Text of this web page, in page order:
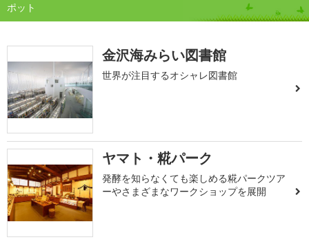
ポット
金沢海みらい図書館
世界が注目するオシャレ図書館
ヤマト・糀パーク
発酵を知らなくても楽しめる糀パークツア
ーやさまざまなワークショップを展開